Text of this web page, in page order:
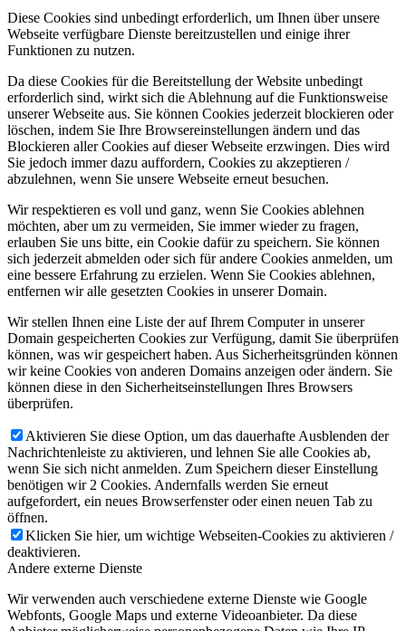
Diese Cookies sind unbedingt erforderlich, um Ihnen über unsere
Webseite verfügbare Dienste bereitzustellen und einige ihrer
Funktionen zu nutzen.
Da diese Cookies für die Bereitstellung der Website unbedingt
erforderlich sind, wirkt sich die Ablehnung auf die Funktionsweise
unserer Webseite aus. Sie können Cookies jederzeit blockieren oder
löschen, indem Sie Ihre Browsereinstellungen ändern und das
Blockieren aller Cookies auf dieser Webseite erzwingen. Dies wird
Sie jedoch immer dazu auffordern, Cookies zu akzeptieren /
abzulehnen, wenn Sie unsere Webseite erneut besuchen.
Wir respektieren es voll und ganz, wenn Sie Cookies ablehnen
möchten, aber um zu vermeiden, Sie immer wieder zu fragen,
erlauben Sie uns bitte, ein Cookie dafür zu speichern. Sie können
sich jederzeit abmelden oder sich für andere Cookies anmelden, um
eine bessere Erfahrung zu erzielen. Wenn Sie Cookies ablehnen,
entfernen wir alle gesetzten Cookies in unserer Domain.
Wir stellen Ihnen eine Liste der auf Ihrem Computer in unserer
Domain gespeicherten Cookies zur Verfügung, damit Sie überprüfen
können, was wir gespeichert haben. Aus Sicherheitsgründen können
wir keine Cookies von anderen Domains anzeigen oder ändern. Sie
können diese in den Sicherheitseinstellungen Ihres Browsers
überprüfen.
Aktivieren Sie diese Option, um das dauerhafte Ausblenden der
Nachrichtenleiste zu aktivieren, und lehnen Sie alle Cookies ab,
wenn Sie sich nicht anmelden. Zum Speichern dieser Einstellung
benötigen wir 2 Cookies. Andernfalls werden Sie erneut
aufgefordert, ein neues Browserfenster oder einen neuen Tab zu
öffnen.
Klicken Sie hier, um wichtige Webseiten-Cookies zu aktivieren /
deaktivieren.
Andere externe Dienste
Wir verwenden auch verschiedene externe Dienste wie Google
Webfonts, Google Maps und externe Videoanbieter. Da diese